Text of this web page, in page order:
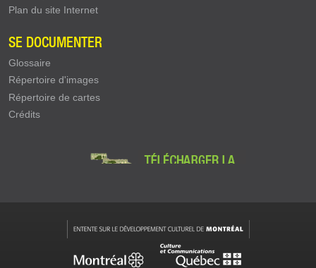
Plan du site Internet
SE DOCUMENTER
Glossaire
Répertoire d'images
Répertoire de cartes
Crédits